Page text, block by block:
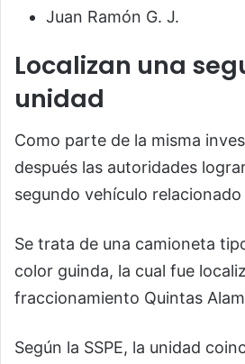
Juan Ramón G. J.
Localizan una
unidad
Como parte de la misma
después las autoridades
segundo vehículo
Se trata de una camioneta
color guinda, la cual fue
fraccionamiento Quintas
Según la SSPE, la unidad